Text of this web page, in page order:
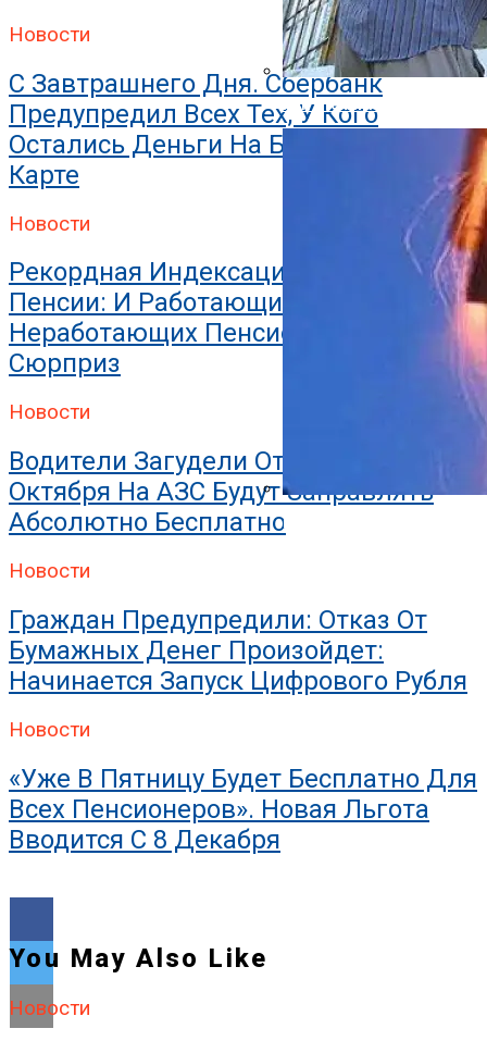
Как Утеплить Баню
Искрогаситель На Трубу
Новости
С Завтрашнего Дня. Сбербанк
Предупредил Всех Тех, У Кого
Остались Деньги На Банковской
Карте
Новости
Рекордная Индексация И Прибавка К
Пенсии: И Работающих, И
Неработающих Пенсионеров Ждет
Сюрприз
Новости
Водители Загудели От Радости: С 31
Октября На АЗС Будут Заправлять
Абсолютно Бесплатно
Новости
Граждан Предупредили: Отказ От
Бумажных Денег Произойдет:
Начинается Запуск Цифрового Рубля
Новости
«Уже В Пятницу Будет Бесплатно Для
Всех Пенсионеров». Новая Льгота
Вводится С 8 Декабря
You May Also Like
Новости